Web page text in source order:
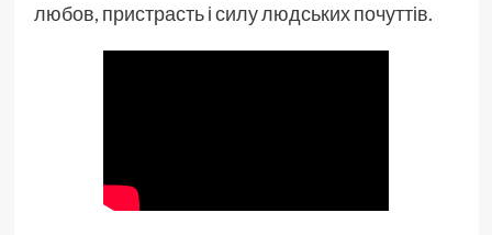
любов, пристрасть і силу людських почуттів.